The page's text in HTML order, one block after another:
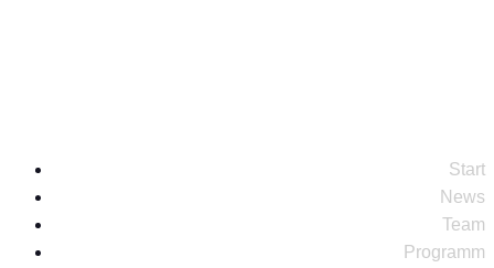
Start
News
Team
Programm